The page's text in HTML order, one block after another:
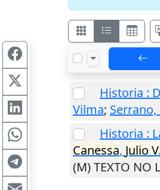
Historia :
Vilma;
Historia :
Canessa, Julio V.
(M) TEXTO NO